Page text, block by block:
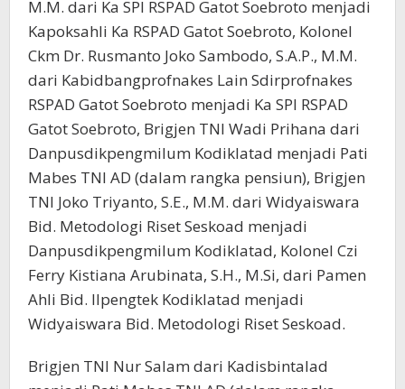
M.M. dari Ka SPI RSPAD Gatot Soebroto menjadi
Kapoksahli Ka RSPAD Gatot Soebroto, Kolonel
Ckm Dr. Rusmanto Joko Sambodo, S.A.P., M.M.
dari Kabidbangprofnakes Lain Sdirprofnakes
RSPAD Gatot Soebroto menjadi Ka SPI RSPAD
Gatot Soebroto, Brigjen TNI Wadi Prihana dari
Danpusdikpengmilum Kodiklatad menjadi Pati
Mabes TNI AD (dalam rangka pensiun), Brigjen
TNI Joko Triyanto, S.E., M.M. dari Widyaiswara
Bid. Metodologi Riset Seskoad menjadi
Danpusdikpengmilum Kodiklatad, Kolonel Czi
Ferry Kistiana Arubinata, S.H., M.Si, dari Pamen
Ahli Bid. Ilpengtek Kodiklatad menjadi
Widyaiswara Bid. Metodologi Riset Seskoad.
Brigjen TNI Nur Salam dari Kadisbintalad